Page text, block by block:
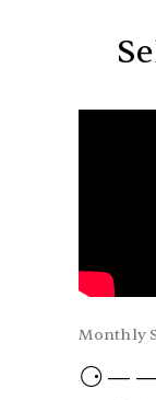
Monthly
⚆——